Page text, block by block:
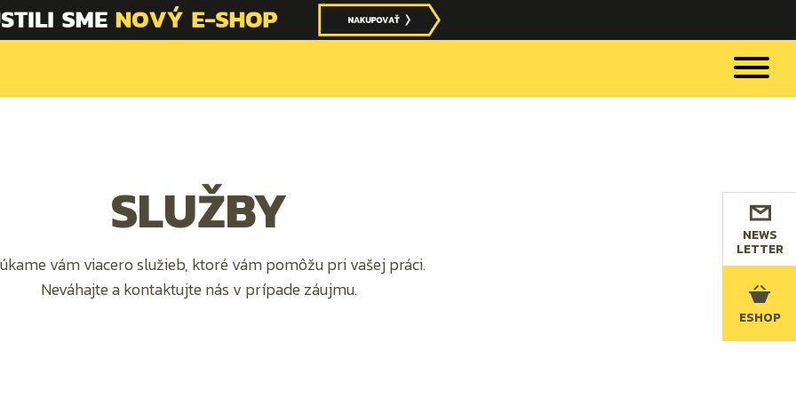
ESHOP
SLUŽBY
vám viacero služieb, ktoré vám pomôžu pri vašej práci.
Neváhajte a kontaktujte nás v prípade záujmu.
NEWS
LETTER